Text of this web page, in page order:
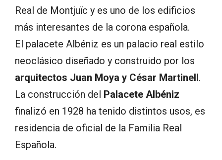
Real de Montjuïc y es uno de los edificios
más interesantes de la corona española.
El palacete Albéniz es un palacio real estilo
neoclásico diseñado y construido por los
arquitectos Juan Moya y César Martinell.
La construcción del Palacete Albéniz
finalizó en 1928 ha tenido distintos usos, es
residencia de oficial de la Familia Real
Española.